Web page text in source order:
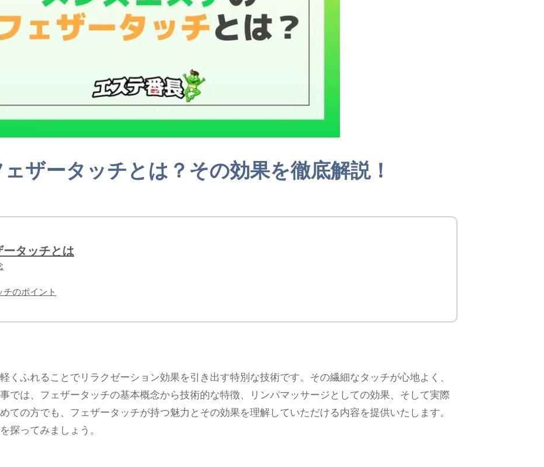
ザータッチとは？その効果を徹底解説！
タッチとは
のポイント
くふれることでリラクゼーション効果を引き出す特別な技術です。その繊細なタッチが心地よく、
では、フェザータッチの基本概念から技術的な特徴、リンパマッサージとしての効果、そして実際
ての方でも、フェザータッチが持つ魅力とその効果を理解していただける内容を提供いたします。
探ってみましょう。